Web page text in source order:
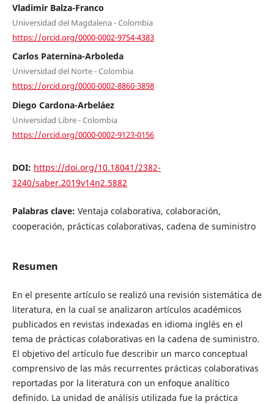
Vladimir Balza-Franco
Universidad del Magdalena - Colombia
https://orcid.org/0000-0002-9754-4383
Carlos Paternina-Arboleda
Universidad del Norte - Colombia
https://orcid.org/0000-0002-8860-3898
Diego Cardona-Arbeláez
Universidad Libre - Colombia
https://orcid.org/0000-0002-9123-0156
DOI: https://doi.org/10.18041/2382-
3240/saber.2019v14n2.5882
Palabras clave: Ventaja colaborativa, colaboración,
cooperación, prácticas colaborativas, cadena de suministro
Resumen
En el presente artículo se realizó una revisión sistemática de
literatura, en la cual se analizaron artículos académicos
publicados en revistas indexadas en idioma inglés en el
tema de prácticas colaborativas en la cadena de suministro.
El objetivo del artículo fue describir un marco conceptual
comprensivo de las más recurrentes prácticas colaborativas
reportadas por la literatura con un enfoque analítico
definido. La unidad de análisis utilizada fue la práctica